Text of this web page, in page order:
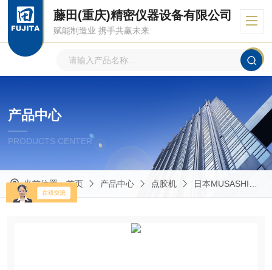
藤田(重庆)精密仪器设备有限公司
赋能制造业 携手共赢未来
产品中心
PRODUCTS CENTER
当前位置：首页 产品中心 点胶机 日本MUSASHI武藏点胶机